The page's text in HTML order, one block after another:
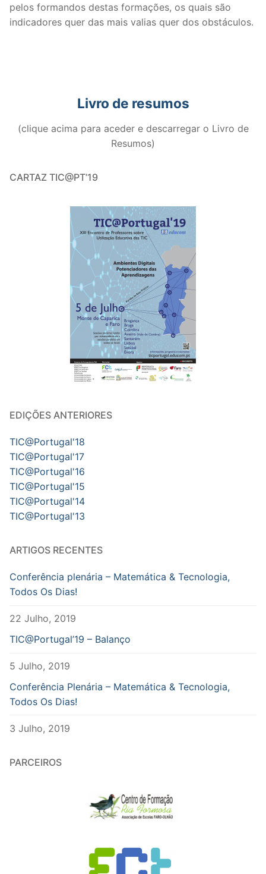
pelos formandos destas formações, os quais são
indicadores quer das mais valias quer dos obstáculos.
Livro de resumos
(clique acima para aceder e descarregar o Livro de
Resumos)
CARTAZ TIC@PT’19
EDIÇÕES ANTERIORES
TIC@Portugal'18
TIC@Portugal'17
TIC@Portugal'16
TIC@Portugal'15
TIC@Portugal'14
TIC@Portugal'13
ARTIGOS RECENTES
Conferência plenária – Matemática & Tecnologia,
Todos Os Dias!
22 Julho, 2019
TIC@Portugal’19 – Balanço
5 Julho, 2019
Conferência Plenária – Matemática & Tecnologia,
Todos Os Dias!
3 Julho, 2019
PARCEIROS